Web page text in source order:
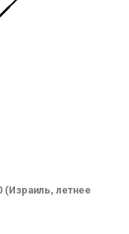
(Израиль, летнее